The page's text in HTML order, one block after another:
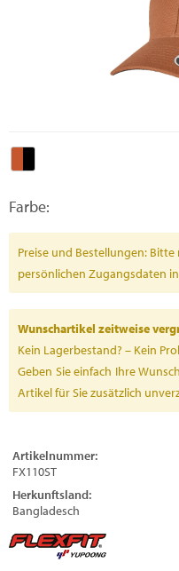
Farbe:
Preise und Bestellungen:
persönlichen Zugangsdaten
Wunschartikel zeitweise
Kein Lagerbestand? – Kein
Geben Sie einfach Ihre
Artikel für Sie zusätzlich
Artikelnummer:
FX110ST
Herkunftsland:
Bangladesch